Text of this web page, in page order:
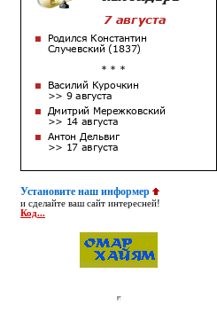
Установите наш информер
и сделайте ваш сайт интересней!
Код...